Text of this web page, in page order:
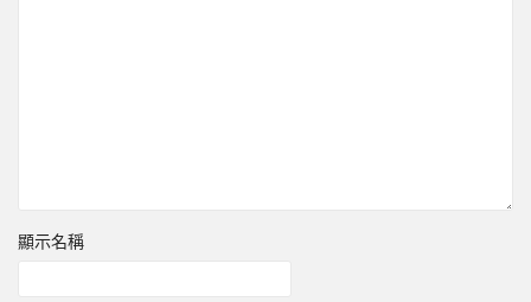
顯示名稱